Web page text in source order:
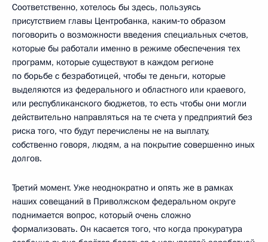
Соответственно, хотелось бы здесь, пользуясь
присутствием главы Центробанка, каким‑то образом
поговорить о возможности введения специальных счетов,
которые бы работали именно в режиме обеспечения тех
программ, которые существуют в каждом регионе
по борьбе с безработицей, чтобы те деньги, которые
выделяются из федерального и областного или краевого,
или республиканского бюджетов, то есть чтобы они могли
действительно направляться на те счета у предприятий без
риска того, что будут перечислены не на выплату,
собственно говоря, людям, а на покрытие совершенно иных
долгов.
Третий момент. Уже неоднократно и опять же в рамках
наших совещаний в Приволжском федеральном округе
поднимается вопрос, который очень сложно
формализовать. Он касается того, что когда прокуратура